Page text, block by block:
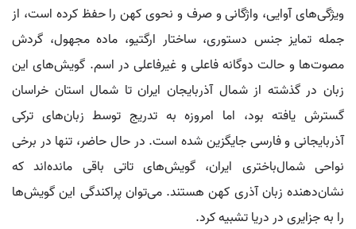
ویژگی‌های آوایی، واژگانی و صرف و نحوی کهن را حفظ کرده است، از
جمله تمایز جنس دستوری، ساختار ارگتیو، ماده مجهول، گردش
مصوت‌ها و حالت دوگانه فاعلی و غیرفاعلی در اسم. گویش‌های این
زبان در گذشته از شمال آذربایجان ایران تا شمال استان خراسان
گسترش یافته بود، اما امروزه به تدریج توسط زبان‌های ترکی
آذربایجانی و فارسی جایگزین شده است. در حال حاضر، تنها در برخی
نواحی شمال‌باختری ایران، گویش‌های تاتی باقی مانده‌اند که
نشان‌دهنده زبان آذری کهن هستند. می‌توان پراکندگی این گویش‌ها
را به جزایری در دریا تشبیه کرد.